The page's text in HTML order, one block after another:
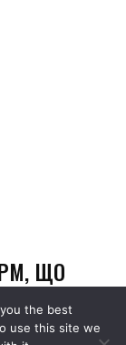
the best
use this site we